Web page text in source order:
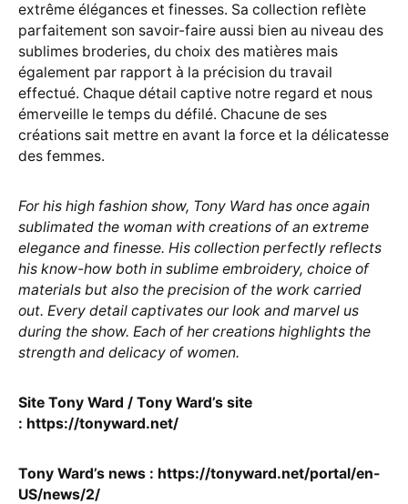
extrême élégances et finesses. Sa collection reflète
parfaitement son savoir-faire aussi bien au niveau des
sublimes broderies, du choix des matières mais
également par rapport à la précision du travail
effectué. Chaque détail captive notre regard et nous
émerveille le temps du défilé. Chacune de ses
créations sait mettre en avant la force et la délicatesse
des femmes.
For his high fashion show, Tony Ward has once again
sublimated the woman with creations of an extreme
elegance and finesse. His collection perfectly reflects
his know-how both in sublime embroidery, choice of
materials but also the precision of the work carried
out. Every detail captivates our look and marvel us
during the show. Each of her creations highlights the
strength and delicacy of women.
Site Tony Ward / Tony Ward’s site
: https://tonyward.net/
Tony Ward’s news : https://tonyward.net/portal/en-
US/news/2/